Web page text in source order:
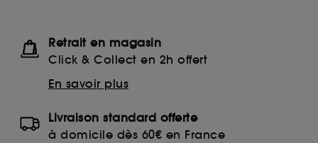
Retrait en magasin
Click & Collect en 2h offert
En savoir plus
Livraison standard offerte
à domicile dès 60€ en France